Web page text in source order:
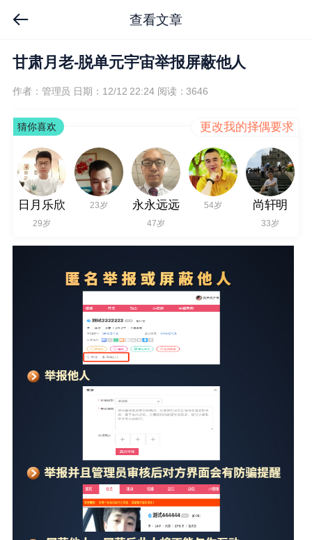
查看文章
甘肃月老-脱单元宇宙举报屏蔽他人
作者：管理员 日期：12/12 22:24 阅读：3646
猜你喜欢 更改我的择偶要求
日月乐欣
29岁
23岁 永永远远
47岁
54岁 尚轩明
33岁